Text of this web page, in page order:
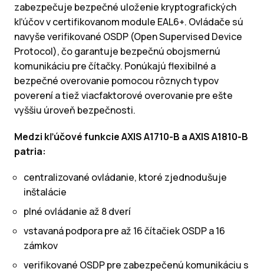
zabezpečuje bezpečné uloženie kryptografických
kľúčov v certifikovanom module EAL6+. Ovládače sú
navyše verifikované OSDP (Open Supervised Device
Protocol), čo garantuje bezpečnú obojsmernú
komunikáciu pre čítačky. Ponúkajú flexibilné a
bezpečné overovanie pomocou rôznych typov
poverení a tiež viacfaktorové overovanie pre ešte
vyššiu úroveň bezpečnosti.
Medzi kľúčové funkcie AXIS A1710-B a AXIS A1810-B
patria:
centralizované ovládanie, ktoré zjednodušuje
inštalácie
plné ovládanie až 8 dverí
vstavaná podpora pre až 16 čítačiek OSDP a 16
zámkov
verifikované OSDP pre zabezpečenú komunikáciu s